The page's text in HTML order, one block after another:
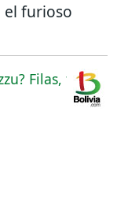
el furioso